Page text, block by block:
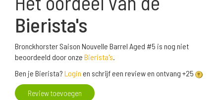
Bierista's
Bronckhorster Saison Nouvelle Barrel Aged #5 is nog niet
beoordeeld door onze Bierista's.
Ben je Bierista? Login en schrijf een review en ontvang +25
Review toevoegen